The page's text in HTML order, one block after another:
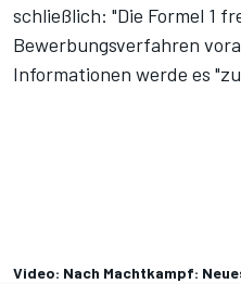
schließlich: "Die Formel 1
Bewerbungsverfahren
Informationen werde es
Video: Nach Machtkampf: